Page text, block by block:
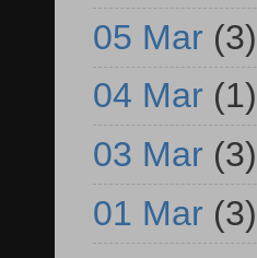
05 Mar (3)
04 Mar (1)
03 Mar (3)
01 Mar (3)